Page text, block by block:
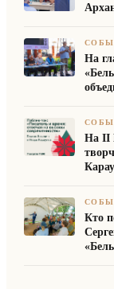
На
На II
Кто